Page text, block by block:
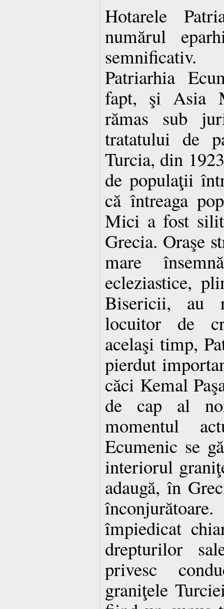
Hotarele
numărul
Patriarhia
fapt, şi Asia
rămas sub
tratatului de
Turcia, din
de populaţii
că întreaga
Mici a fost
Grecia. Oraşe
mare
ecleziastice,
Bisericii, au
locuitor de
acelaşi timp,
pierdut
căci Kemal
de cap al
momentul
Ecumenic se
interiorul
adaugă, în
împiedicat
drepturilor
privesc
graniţele